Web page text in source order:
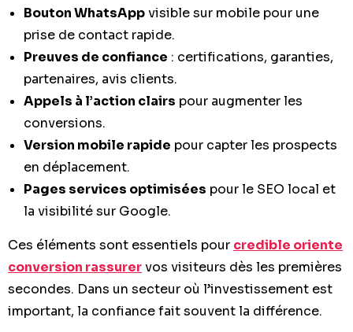
Bouton WhatsAppvisible sur mobile pour une
prise de contact rapide.
Preuves de confiance : certifications, garanties,
partenaires, avis clients.
Appels à l’action clairs pour augmenter les
conversions.
Version mobile rapide pour capter les prospects
en déplacement.
Pages services optimisées pour le SEO local et
la visibilité sur Google.
Ces éléments sont essentiels pour credible oriente
conversion rassurervos visiteurs dès les premières
secondes. Dans un secteur où l’investissement est
important, la confiance fait souvent la différence.